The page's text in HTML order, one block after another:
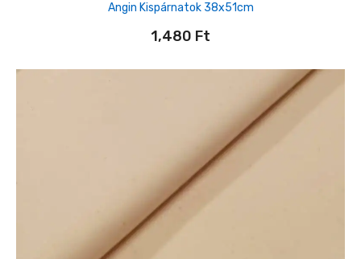
Angin Kispárnatok 38x51cm
1,480 Ft